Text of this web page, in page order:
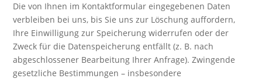
Die von Ihnen im Kontaktformular eingegebenen Daten
verbleiben bei uns, bis Sie uns zur Löschung auffordern,
Ihre Einwilligung zur Speicherung widerrufen oder der
Zweck für die Datenspeicherung entfällt (z. B. nach
abgeschlossener Bearbeitung Ihrer Anfrage). Zwingende
gesetzliche Bestimmungen – insbesondere